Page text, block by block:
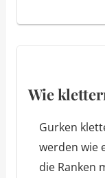
Wie
Gurken
werden wie
die Ranken